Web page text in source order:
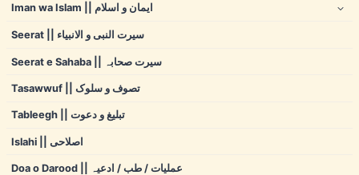
Iman wa Islam || ایمان و اسلام
Seerat || سیرت النبی و الانبیاء
Seerat e Sahaba || سیرت صحابہ
Tasawwuf || تصوف و سلوک
Tableegh || تبلیغ و دعوت
Islahi || اصلاحی
Doa o Darood || عملیات / طب / ادعیہ